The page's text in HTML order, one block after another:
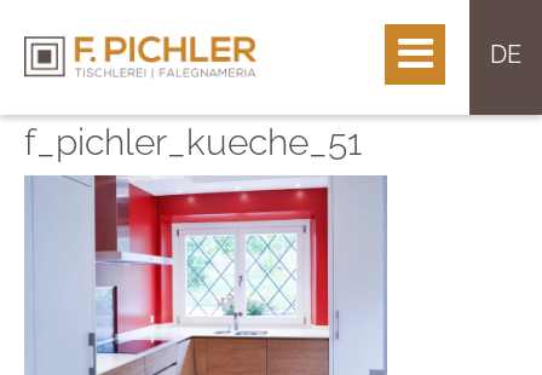
DE
f_pichler_kueche_51